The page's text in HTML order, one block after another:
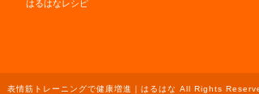
はるはなレシピ
情筋トレーニングで健康増進｜はるはな All Rights